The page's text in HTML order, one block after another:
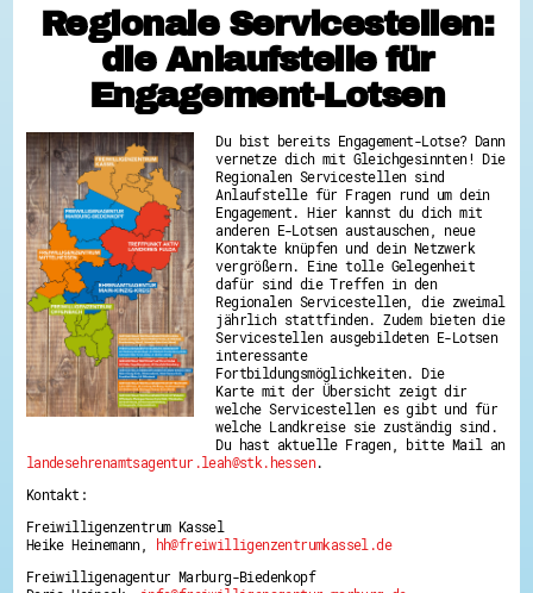
Regionale Servicestellen:
die Anlaufstelle für
Engagement-Lotsen
Du bist bereits Engagement-Lotse? Dann
vernetze dich mit Gleichgesinnten! Die
Regionalen Servicestellen sind
Anlaufstelle für Fragen rund um dein
Engagement. Hier kannst du dich mit
anderen E-Lotsen austauschen, neue
Kontakte knüpfen und dein Netzwerk
vergrößern. Eine tolle Gelegenheit
dafür sind die Treffen in den
Regionalen Servicestellen, die zweimal
jährlich stattfinden. Zudem bieten die
Servicestellen ausgebildeten E-Lotsen
interessante
Fortbildungsmöglichkeiten. Die
Karte mit der Übersicht zeigt dir
welche Servicestellen es gibt und für
welche Landkreise sie zuständig sind.
Du hast aktuelle Fragen, bitte Mail an
landesehrenamtsagentur.leah@stk.hessen.
Kontakt:
Freiwilligenzentrum Kassel
Heike Heinemann,
hh@freiwilligenzentrumkassel.de
Freiwilligenagentur Marburg-Biedenkopf